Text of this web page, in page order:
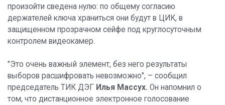
произойти сведена нулю: по общему согласию
держателей ключа храниться они будут в ЦИК, в
защищенном прозрачном сейфе под круглосуточным
контролем видеокамер.
"Это очень важный элемент, без него результаты
выборов расшифровать невозможно", – сообщил
председатель ТИК ДЭГ Илья Массух. Он напомнил о
том, что дистанционное электронное голосование